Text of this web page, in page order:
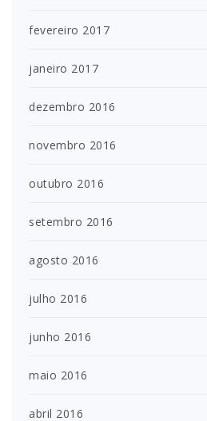
fevereiro 2017
janeiro 2017
dezembro 2016
novembro 2016
outubro 2016
setembro 2016
agosto 2016
julho 2016
junho 2016
maio 2016
abril 2016